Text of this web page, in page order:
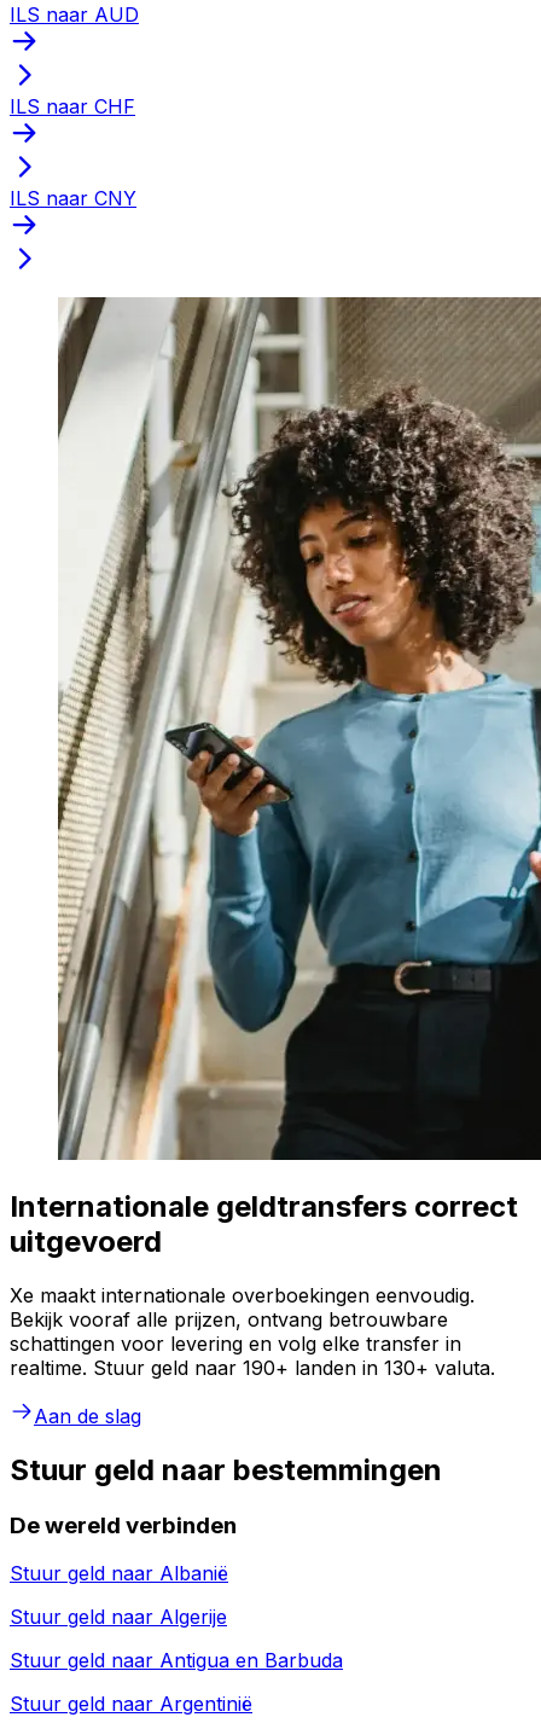
ILS naar AUD
ILS naar CHF
ILS naar CNY
Internationale geldtransfers correct
uitgevoerd
Xe maakt internationale overboekingen eenvoudig.
Bekijk vooraf alle prijzen, ontvang betrouwbare
schattingen voor levering en volg elke transfer in
realtime. Stuur geld naar 190+ landen in 130+ valuta.
Aan de slag
Stuur geld naar bestemmingen
De wereld verbinden
Stuur geld naar Albanië
Stuur geld naar Algerije
Stuur geld naar Antigua en Barbuda
Stuur geld naar Argentinië